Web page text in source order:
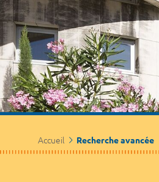
Accueil Recherche avancée